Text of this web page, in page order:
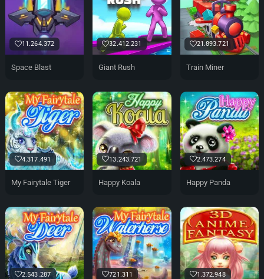
11.264.372
Space Blast
32.412.231
Giant Rush
21.893.721
Train Miner
4.317.491
My Fairytale Tiger
13.243.721
Happy Koala
2.473.274
Happy Panda
2.543.287 721.311 1.372.948